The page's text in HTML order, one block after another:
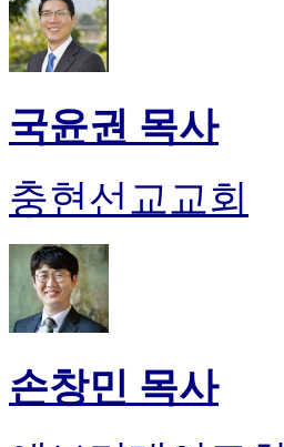
국윤권 목사
충현선교교회
손창민 목사